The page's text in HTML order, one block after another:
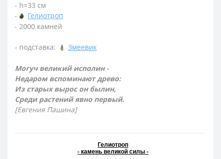
- h=33 см
-
Гелиотроп
- 2000 камней
- подставка: Змеевик
Могуч великий исполин -
Недаром вспоминают древо:
Из старых вырос он былин,
Среди растений явно первый.
[Евгения Пашина]
Гелиотроп
- камень великой силы -